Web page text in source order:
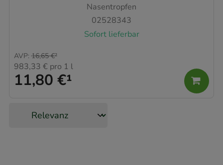
Nasentropfen
02528343
Sofort lieferbar
11,80 €¹
AVP: 16,65 €²
983,33 € pro 1 l